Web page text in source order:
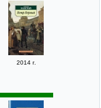
2014 г.